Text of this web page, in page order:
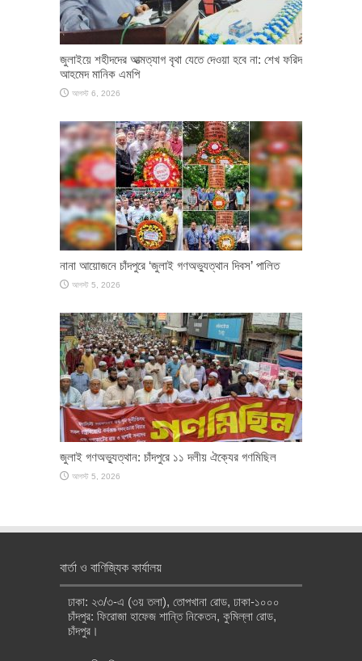
জুলাইয়ে শহীদদের আত্মত্যাগ বৃথা যেতে দেওয়া হবে না: শেখ ফরিদ
আহমেদ মানিক এমপি
আগস্ট 6, 2026
নানা আয়োজনে চাঁদপুরে ‘জুলাই গণঅভ্যুত্থান দিবস’ পালিত
আগস্ট 5, 2026
জুলাই গণঅভ্যুত্থান: চাঁদপুরে ১১ দলীয় ঐক্যের গণমিছিল
আগস্ট 5, 2026
বার্তা ও বাণিজ্যিক কার্যালয়
ঢাকা: ২৩/৩-এ (৩য় তলা), তোপখানা রোড, ঢাকা-১০০০
চাঁদপুর: ফিরোজা হাফেজ শান্তি নিকেতন, কুমিল্লা রোড,
চাঁদপুর।